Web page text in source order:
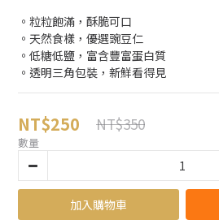
。粒粒飽滿，酥脆可口
。天然食樣，優選豌豆仁
。低糖低鹽，富含豐富蛋白質
。透明三角包裝，新鮮看得見
NT$250 NT$350
數量
加入購物車